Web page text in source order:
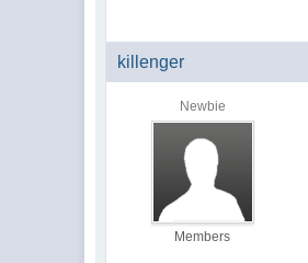
killenger
Newbie
Members